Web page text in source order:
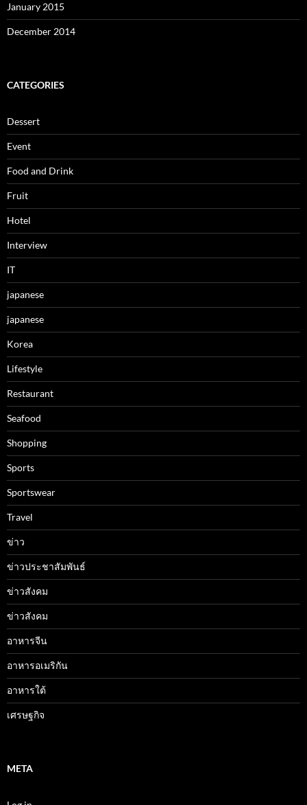
January 2015
December 2014
CATEGORIES
Dessert
Event
Food and Drink
Fruit
Hotel
Interview
IT
japanese
japanese
Korea
Lifestyle
Restaurant
Seafood
Shopping
Sports
Sportswear
Travel
ข่าว
ข่าวประชาสัมพันธ์
ข่าวสังคม
ข่าวสังคม
อาหารจีน
อาหารอเมริกัน
อาหารใต้
เศรษฐกิจ
META